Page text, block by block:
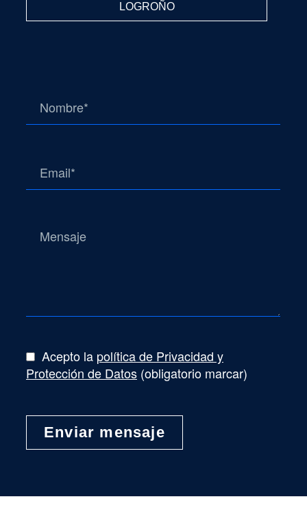
LOGROÑO
Acepto la política de Privacidad y
Protección de Datos (obligatorio marcar)